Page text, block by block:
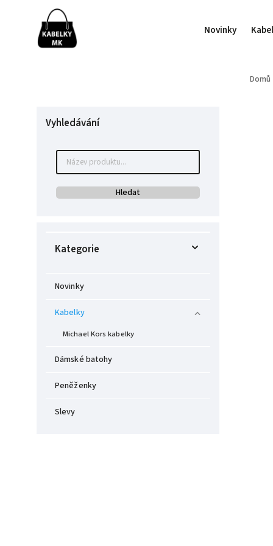
Novinky
Domů
Vyhledávání
Hledat
Kategorie
Novinky
Kabelky
Michael Kors kabelky
Dámské batohy
Peněženky
Slevy